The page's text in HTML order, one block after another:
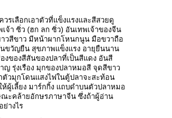
รเลือกเอาตัวที่แข็งแรงและสีสวยดู
า ซิ่ว (ฮก ลก ซิ่ว) อันเทพเจ้าของจีน
วสีขาว มีหน้าผากโหนกนูน มือขวาถือ
ขวัญยืน สุขภาพแข็งแรง อายุยืนนาน
งของสีสันของปลาที่เป็นสีแดง อันสี
ญ รุ่งเรือง มุกของปลาหมอสี จุดสีขาว
ตัวมุกโดนแสงไฟในตู้ปลาจะสะท้อน
ผู้เลี้ยง มาร์กกิ้ง แถบดำบนตัวปลาหมอ
ณะคล้ายอักษรภาษาจีน ซึ่งถ้าผู้อ่าน
างไร